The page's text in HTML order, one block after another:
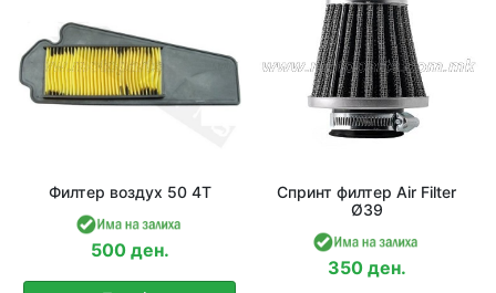
Филтер воздух 50 4Т
500 ден.
Спринт филтер Air Filter
Ø39
350 ден.